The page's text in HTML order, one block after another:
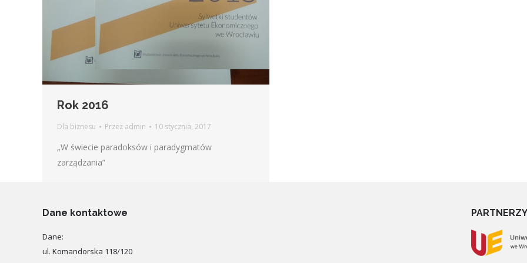
Rok 2016
Dla biznesu Przez admin 10 stycznia, 2017
„W świecie paradoksów i paradygmatów
zarządzania”
Dane kontaktowe
Dane:
ul. Komandorska 118/120